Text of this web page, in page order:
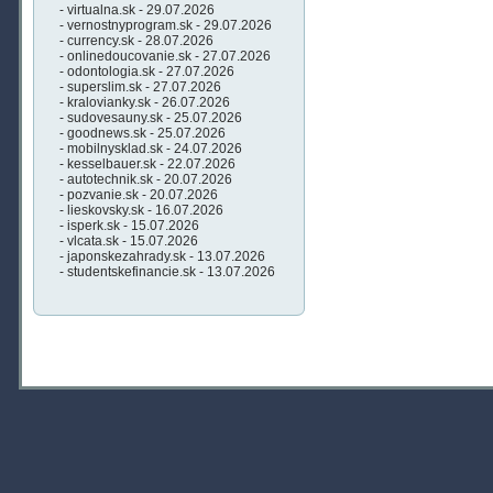
- virtualna.sk - 29.07.2026
- vernostnyprogram.sk - 29.07.2026
- currency.sk - 28.07.2026
- onlinedoucovanie.sk - 27.07.2026
- odontologia.sk - 27.07.2026
- superslim.sk - 27.07.2026
- kralovianky.sk - 26.07.2026
- sudovesauny.sk - 25.07.2026
- goodnews.sk - 25.07.2026
- mobilnysklad.sk - 24.07.2026
- kesselbauer.sk - 22.07.2026
- autotechnik.sk - 20.07.2026
- pozvanie.sk - 20.07.2026
- lieskovsky.sk - 16.07.2026
- isperk.sk - 15.07.2026
- vlcata.sk - 15.07.2026
- japonskezahrady.sk - 13.07.2026
- studentskefinancie.sk - 13.07.2026